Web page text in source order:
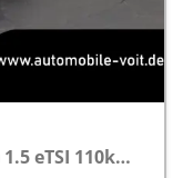
FR Premium ST (FR Premium) 1.5 eTSI 110kW (150 PS) 7-Gang DSG